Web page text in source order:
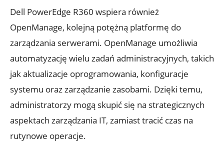
Dell PowerEdge R360 wspiera również
OpenManage, kolejną potężną platformę do
zarządzania serwerami. OpenManage umożliwia
automatyzację wielu zadań administracyjnych, takich
jak aktualizacje oprogramowania, konfiguracje
systemu oraz zarządzanie zasobami. Dzięki temu,
administratorzy mogą skupić się na strategicznych
aspektach zarządzania IT, zamiast tracić czas na
rutynowe operacje.